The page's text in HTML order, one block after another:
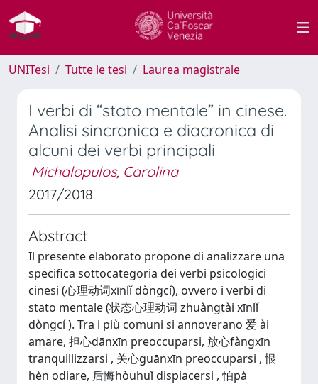
UNITesi Tutte le tesi Laurea magistrale
I verbi di “stato mentale” in cinese.
Analisi sincronica e diacronica di
alcuni dei verbi principali
Michalopulos, Carolina
2017/2018
Abstract
Il presente elaborato propone di analizzare una
specifica sottocategoria dei verbi psicologici
cinesi (心理动词xīnlǐ dòngcí), ovvero i verbi di
stato mentale (状态心理动词 zhuàngtài xīnlǐ
dòngcí ). Tra i più comuni si annoverano 爱 ài
amare, 担心dānxīn preoccuparsi, 放心fàngxīn
tranquillizzarsi , 关心guānxīn preoccuparsi , 恨
hèn odiare, 后悔hòuhuǐ dispiacersi , 怕pà